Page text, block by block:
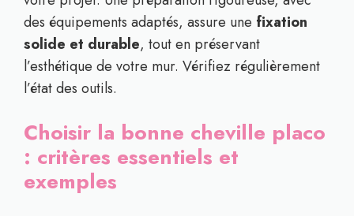
des équipements adaptés, assure une fixation
solide et durable, tout en préservant
l’esthétique de votre mur. Vérifiez régulièrement
l’état des outils.
Choisir la bonne cheville placo
: critères essentiels et
exemples